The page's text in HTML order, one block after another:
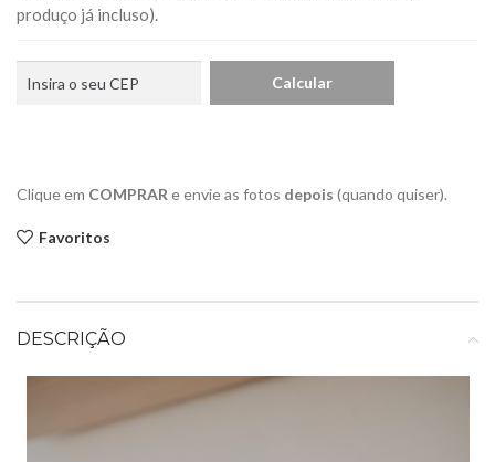
produço já incluso).
Clique em COMPRARe envie as fotos depois (quando quiser).
Favoritos
DESCRIÇÃO